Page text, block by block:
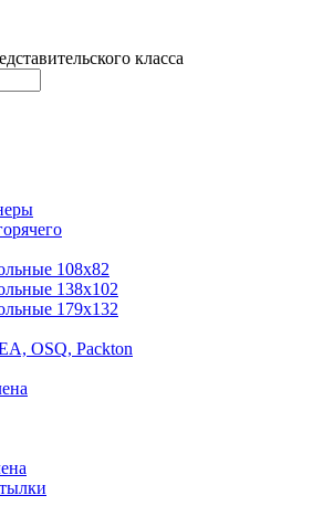
класса
108х82
138х102
179х132
OSQ, Packton